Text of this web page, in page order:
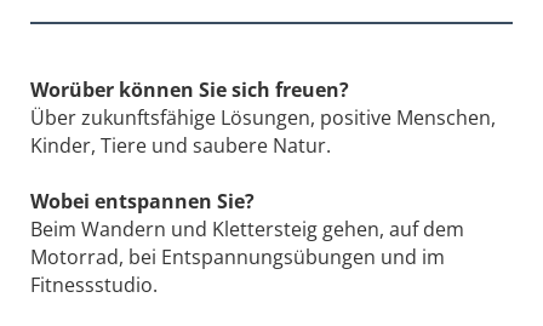
Worüber können Sie sich freuen?
Über zukunftsfähige Lösungen, positive Menschen,
Kinder, Tiere und saubere Natur.
Wobei entspannen Sie?
Beim Wandern und Klettersteig gehen, auf dem
Motorrad, bei Entspannungsübungen und im
Fitnessstudio.